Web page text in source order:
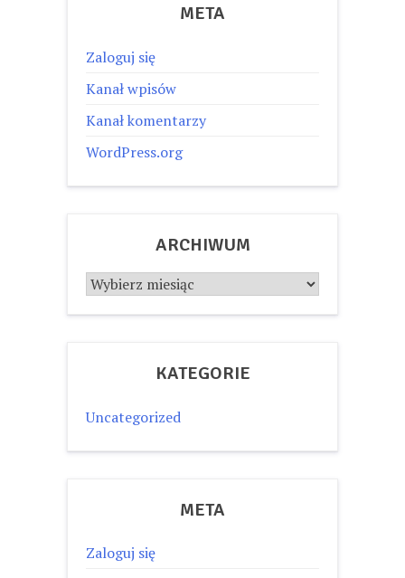
META
Zaloguj się
Kanał wpisów
Kanał komentarzy
WordPress.org
ARCHIWUM
Archiwum
KATEGORIE
Uncategorized
META
Zaloguj się